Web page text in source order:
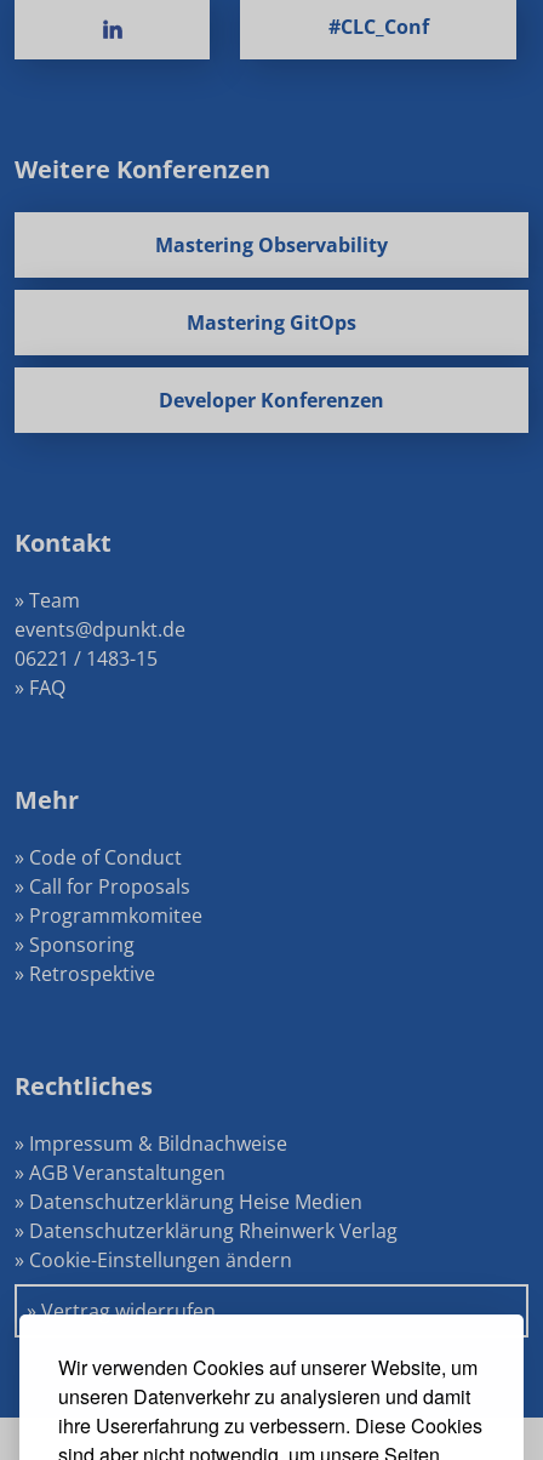
Wir verwenden Cookies auf unserer Website, um
unseren Datenverkehr zu analysieren und damit
ihre Usererfahrung zu verbessern. Diese Cookies
#CLC_Conf
Weitere Konferenzen
Mastering Observability
Mastering GitOps
Developer Konferenzen
Kontakt
» Team
events@dpunkt.de
06221 / 1483-15
» FAQ
Mehr
» Code of Conduct
» Call for Proposals
» Programmkomitee
» Sponsoring
» Retrospektive
Rechtliches
» Impressum & Bildnachweise
» AGB Veranstaltungen
» Datenschutzerklärung Heise Medien
» Datenschutzerklärung Rheinwerk Verlag
» Cookie-Einstellungen ändern
» Vertrag widerrufen